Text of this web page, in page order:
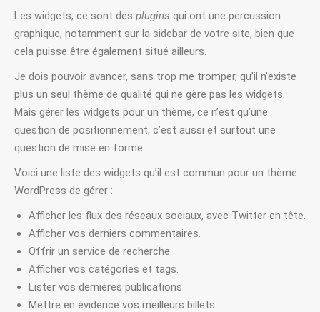
Les widgets, ce sont des plugins qui ont une percussion
graphique, notamment sur la sidebar de votre site, bien que
cela puisse être également situé ailleurs.
Je dois pouvoir avancer, sans trop me tromper, qu’il n’existe
plus un seul thème de qualité qui ne gère pas les widgets.
Mais gérer les widgets pour un thème, ce n’est qu’une
question de positionnement, c’est aussi et surtout une
question de mise en forme.
Voici une liste des widgets qu’il est commun pour un thème
WordPress de gérer :
Afficher les flux des réseaux sociaux, avec Twitter en tête.
Afficher vos derniers commentaires.
Offrir un service de recherche.
Afficher vos catégories et tags.
Lister vos dernières publications
Mettre en évidence vos meilleurs billets.